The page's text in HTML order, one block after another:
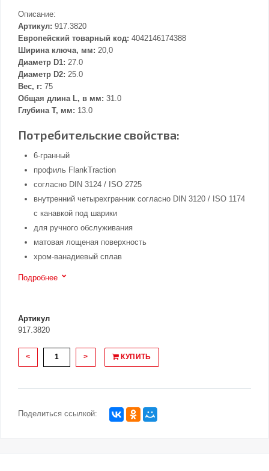
Описание:
Артикул: 917.3820
Европейский товарный код: 4042146174388
Ширина ключа, мм: 20,0
Диаметр D1: 27.0
Диаметр D2: 25.0
Вес, г: 75
Общая длина L, в мм: 31.0
Глубина Т, мм: 13.0
Потребительские свойства:
6-гранный
профиль FlankTraction
согласно DIN 3124 / ISO 2725
внутренний четырехгранник согласно DIN 3120 / ISO 1174
с канавкой под шарики
для ручного обслуживания
матовая лощеная поверхность
хром-ванадиевый сплав
Подробнее
Артикул
917.3820
< > КУПИТЬ
Поделиться ссылкой: